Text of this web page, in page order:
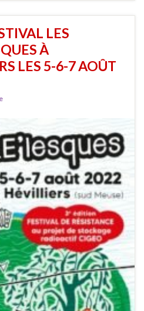
LES
À
LES 5-6-7 AOÛT